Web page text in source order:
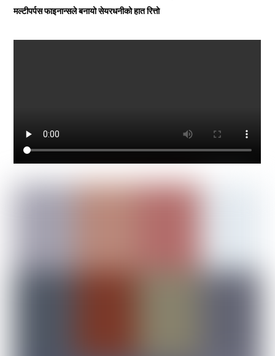
मल्टीपर्पस फाइनान्सले बनायो सेयरधनीको हात रित्तो